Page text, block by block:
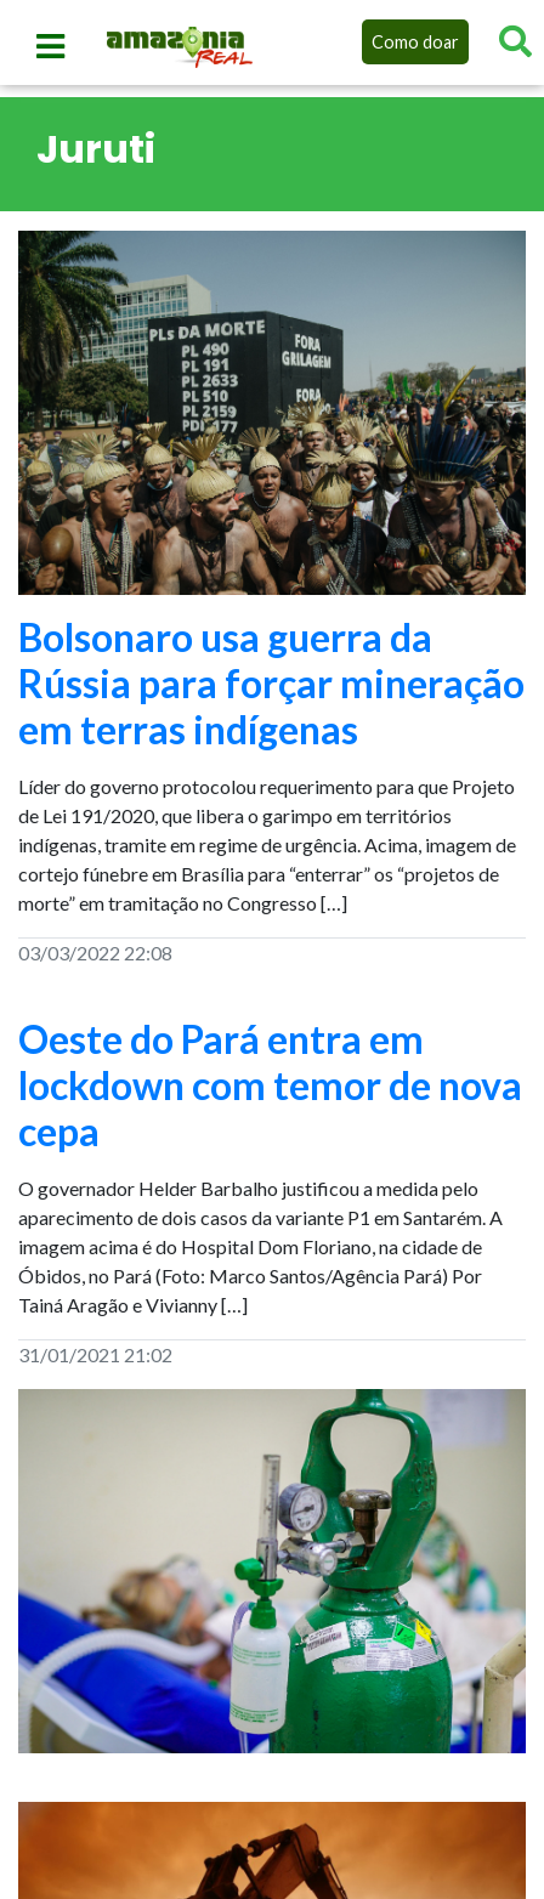
Como doar
Juruti
Bolsonaro usa guerra da
Rússia para forçar mineração
em terras indígenas
Líder do governo protocolou requerimento para que Projeto
de Lei 191/2020, que libera o garimpo em territórios
indígenas, tramite em regime de urgência. Acima, imagem de
cortejo fúnebre em Brasília para “enterrar” os “projetos de
morte” em tramitação no Congresso […]
03/03/2022 22:08
Oeste do Pará entra em
lockdown com temor de nova
cepa
O governador Helder Barbalho justificou a medida pelo
aparecimento de dois casos da variante P1 em Santarém. A
imagem acima é do Hospital Dom Floriano, na cidade de
Óbidos, no Pará (Foto: Marco Santos/Agência Pará) Por
Tainá Aragão e Vivianny […]
31/01/2021 21:02